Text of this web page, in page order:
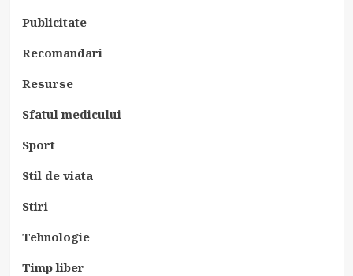
Publicitate
Recomandari
Resurse
Sfatul medicului
Sport
Stil de viata
Stiri
Tehnologie
Timp liber